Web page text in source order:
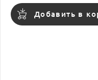
Добавить в